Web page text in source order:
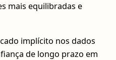
mais equilibradas e
implícito nos dados
de longo prazo em